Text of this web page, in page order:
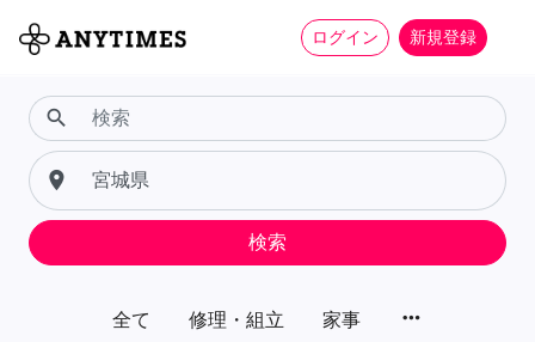
ログイン 新規登録
全て 修理・組立 家事 more_horiz
search
place
検索